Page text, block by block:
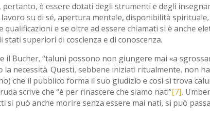
è essere dotati degli strumenti e degli
su di sé, apertura mentale, disponibilità
e se oltre ad essere chiamati si è anche
superiori di coscienza e di conoscenza.
il Bucher, “taluni possono non giungere mai «a
necessità. Questi, sebbene iniziati ritualmente, non
che il pubblico forma il suo giudizio e così si trova
scrive che “è per rinascere che siamo nati”[7],
si può anche morire senza essere mai nati, si può